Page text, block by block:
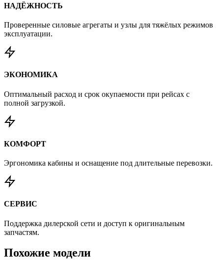
НАДЁЖНОСТЬ
Проверенные силовые агрегаты и узлы для тяжёлых режимов
эксплуатации.
ЭКОНОМИКА
Оптимальный расход и срок окупаемости при рейсах с
полной загрузкой.
КОМФОРТ
Эргономика кабины и оснащение под длительные перевозки.
СЕРВИС
Поддержка дилерской сети и доступ к оригинальным
запчастям.
Похожие модели